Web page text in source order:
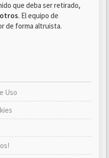
que deba ser retirado,
. El equipo de
de forma altruista.
Uso